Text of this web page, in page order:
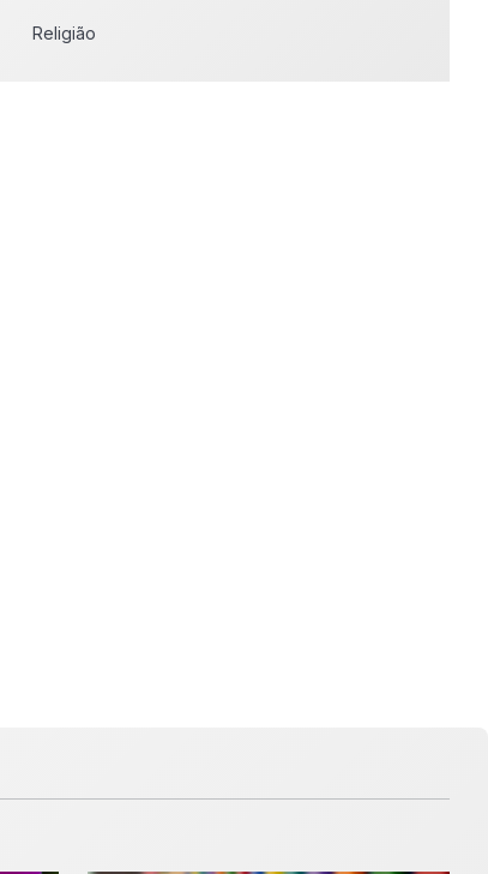
Religião